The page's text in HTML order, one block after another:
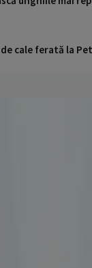
cale ferată la